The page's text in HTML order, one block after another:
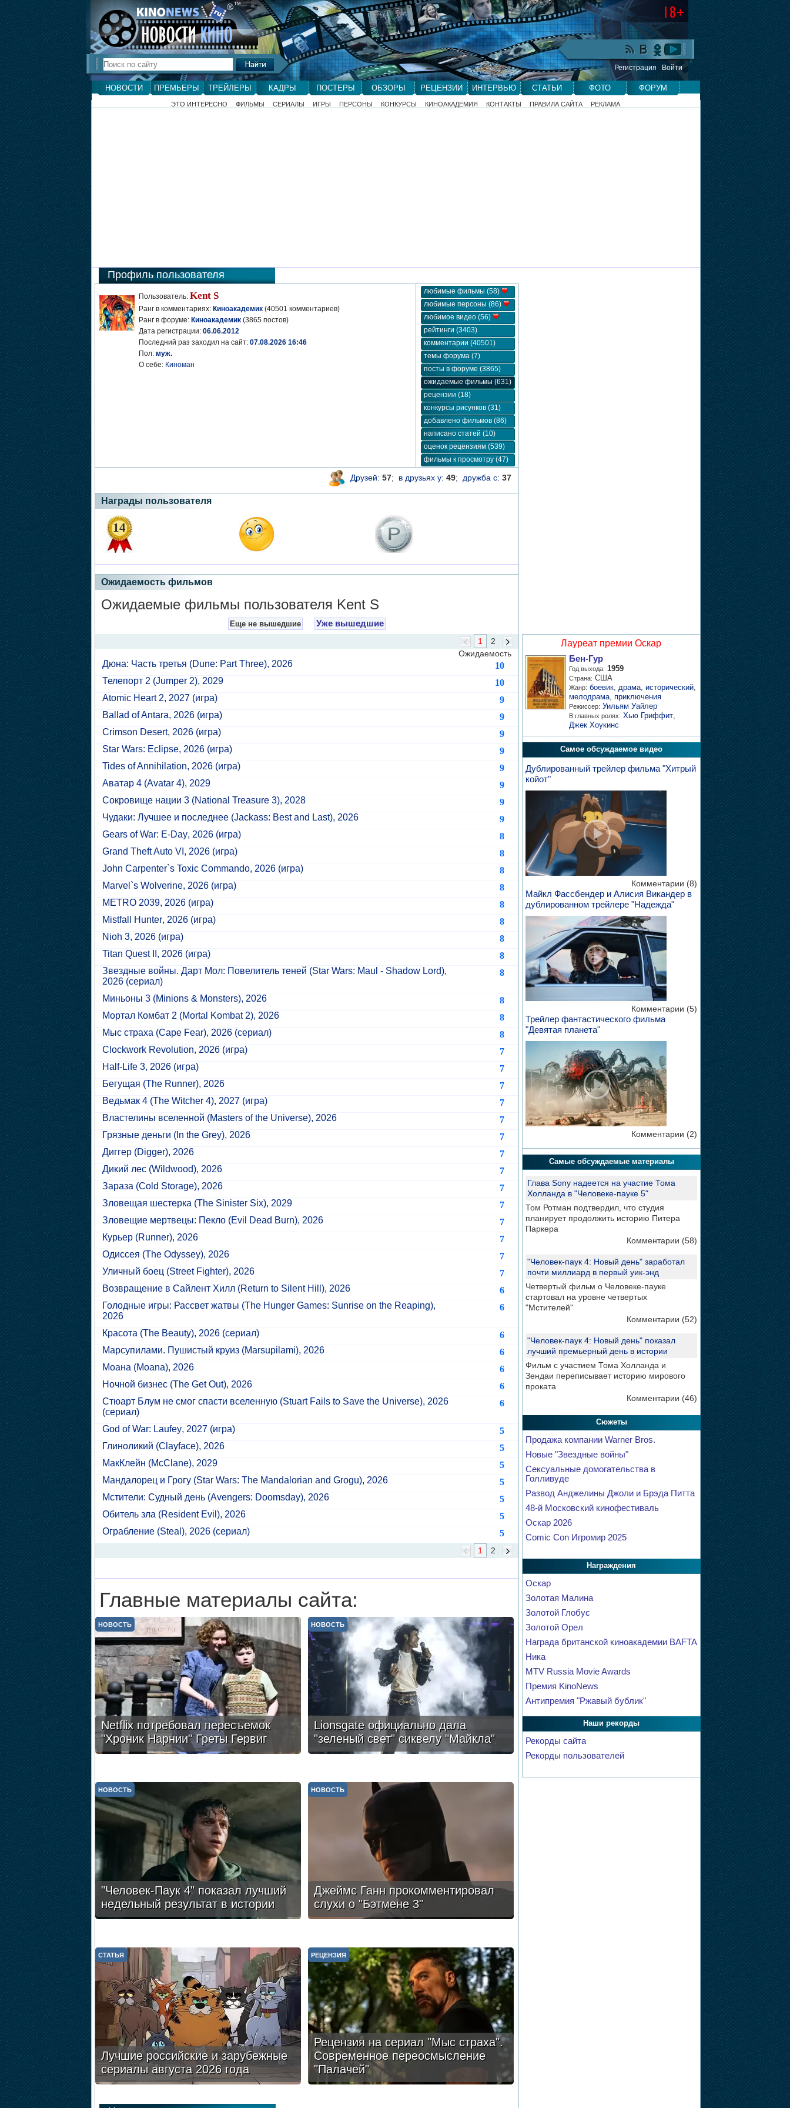
®ТМ
Регистрация Войти
НОВОСТИ ПРЕМЬЕРЫ ТРЕЙЛЕРЫ КАДРЫ ПОСТЕРЫ ОБЗОРЫ РЕЦЕНЗИИ ИНТЕРВЬЮ СТАТЬИ ФОТО ФОРУМ
ЭТО ИНТЕРЕСНО ФИЛЬМЫ СЕРИАЛЫ ИГРЫ ПЕРСОНЫ КОНКУРСЫ КИНОАКАДЕМИЯ КОНТАКТЫ ПРАВИЛА САЙТА РЕКЛАМА
Профиль пользователя
Пользователь: Kent S
Ранг в комментариях: Киноакадемик(40501 комментариев)
Ранг в форуме: Киноакадемик(3865 постов)
Дата регистрации: 06.06.2012
Последний раз заходил на сайт: 07.08.2026 16:46
Пол: муж.
О себе: Киноман
любимые фильмы (58)
любимые персоны (86)
любимое видео (56)
рейтинги (3403)
комментарии (40501)
темы форума (7)
посты в форуме (3865)
ожидаемые фильмы (631)
рецензии (18)
конкурсы рисунков (31)
добавлено фильмов (86)
написано статей (10)
оценок рецензиям (539)
фильмы к просмотру (47)
Друзей: 57; в друзьях у: 49; дружба с: 37
Награды пользователя
14
Ожидаемость фильмов
Ожидаемые фильмы пользователя Kent S
Еще не вышедшие
Уже вышедшие
2
1
Ожидаемость
Дюна: Часть третья (Dune: Part Three), 2026
10
Телепорт 2 (Jumper 2), 2029
10
Atomic Heart 2, 2027 (игра)
9
Ballad of Antara, 2026 (игра)
9
Crimson Desert, 2026 (игра)
9
Star Wars: Eclipse, 2026 (игра)
9
Tides of Annihilation, 2026 (игра)
9
Аватар 4(Avatar 4), 2029
9
Сокровище нации 3(National Treasure 3), 2028
9
Чудаки: Лучшее и последнее(Jackass: Best and Last), 2026
9
Gears of War: E-Day, 2026 (игра)
8
Grand Theft Auto VI , 2026 (игра)
8
John Carpenter`s Toxic Commando, 2026 (игра)
8
Marvel`s Wolverine, 2026 (игра)
8
METRO 2039, 2026 (игра)
8
Mistfall Hunter, 2026 (игра)
8
Nioh 3, 2026 (игра)
8
Titan Quest II , 2026 (игра)
8
Звездные войны. Дарт Мол: Повелитель теней (Star Wars: Maul - Shadow Lord),
2026 (сериал)
8
Миньоны 3(Minions & Monsters), 2026
8
Мортал Комбат 2 (Mortal Kombat 2), 2026
8
Мыс страха (Cape Fear), 2026 (сериал)
8
Clockwork Revolution, 2026 (игра)
7
Half-Life 3, 2026 (игра)
7
Бегущая (The Runner), 2026
7
Ведьмак 4(The Witcher 4), 2027 (игра)
7
Властелины вселенной (Masters of the Universe), 2026
7
Грязные деньги (In the Grey), 2026
7
Диггер(Digger), 2026
7
Дикий лес(Wildwood), 2026
7
Зараза (Cold Storage), 2026
7
Зловещая шестерка (The Sinister Six), 2029
7
Зловещие мертвецы: Пекло(Evil Dead Burn), 2026
7
Курьер(Runner), 2026
7
Одиссея (The Odyssey), 2026
7
Уличный боец (Street Fighter), 2026
7
Возвращение в Сайлент Хилл(Return to Silent Hill), 2026
6
Голодные игры: Рассвет жатвы (The Hunger Games: Sunrise on the Reaping),
2026
6
Красота (The Beauty), 2026 (сериал)
6
Марсупилами. Пушистый круиз(Marsupilami), 2026
6
Моана (Moana), 2026
6
Ночной бизнес(The Get Out), 2026
6
Стюарт Блум не смог спасти вселенную(Stuart Fails to Save the Universe), 2026
(сериал)
6
God of War: Laufey, 2027 (игра)
5
Глиноликий (Clayface), 2026
5
МакКлейн (McClane), 2029
5
Мандалорец и Грогу(Star Wars: The Mandalorian and Grogu), 2026
5
Мстители: Судный день(Avengers: Doomsday), 2026
5
Обитель зла (Resident Evil), 2026
5
Ограбление(Steal), 2026 (сериал) 5
2
1
Главные материалы сайта:
Netflix потребовал пересъемок
"Хроник Нарнии" Греты Гервиг
НОВОСТЬ
Lionsgate официально дала
"зеленый свет" сиквелу "Майкла"
НОВОСТЬ
"Человек-Паук 4" показал лучший
недельный результат в истории
НОВОСТЬ
Джеймс Ганн прокомментировал
слухи о "Бэтмене 3"
НОВОСТЬ
Лучшие российские и зарубежные
сериалы августа 2026 года
СТАТЬЯ
Рецензия на сериал "Мыс страха".
Современное переосмысление
"Палачей"
РЕЦЕНЗИЯ
Лауреат премии Оскар
Бен-Гур
Год выхода: 1959
Страна: США
Жанр: боевик, драма, исторический,
мелодрама, приключения
Режиссер: Уильям Уайлер
В главных ролях: Хью Гриффит,
Джек Хоукинс
Самое обсуждаемое видео
Дублированный трейлер фильма "Хитрый
койот"
Комментарии (8)
Майкл Фассбендер и Алисия Викандер в
дублированном трейлере "Надежда"
Комментарии (5)
Трейлер фантастического фильма
"Девятая планета"
Комментарии (2)
Самые обсуждаемые материалы
Глава Sony надеется на участие Тома
Холланда в "Человеке-пауке 5"
Том Ротман подтвердил, что студия
планирует продолжить историю Питера
Паркера
Комментарии (58)
"Человек-паук 4: Новый день" заработал
почти миллиард в первый уик-энд
Четвертый фильм о Человеке-пауке
стартовал на уровне четвертых
"Мстителей"
Комментарии (52)
"Человек-паук 4: Новый день" показал
лучший премьерный день в истории
Фильм с участием Тома Холланда и
Зендаи переписывает историю мирового
проката
Комментарии (46)
Сюжеты
Продажа компании Warner Bros.
Новые "Звездные войны"
Сексуальные домогательства в
Голливуде
Развод Анджелины Джоли и Брэда Питта
48-й Московский кинофестиваль
Оскар 2026
Comic Con Игромир 2025
Награждения
Оскар
Золотая Малина
Золотой Глобус
Золотой Орел
Награда британской киноакадемии BAFTA
Ника
MTV Russia Movie Awards
Премия KinoNews
Антипремия "Ржавый бублик"
Наши рекорды
Рекорды сайта
Рекорды пользователей